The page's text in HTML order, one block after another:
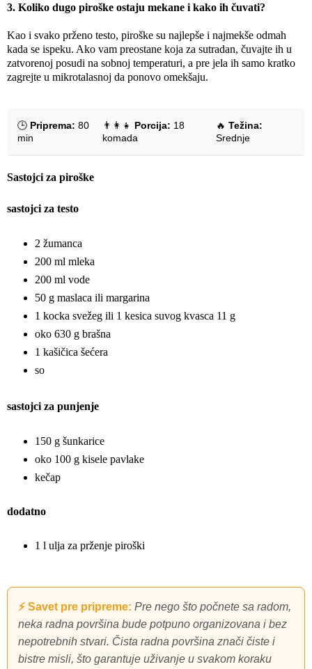
3. Koliko dugo piroške ostaju mekane i kako ih čuvati?
Kao i svako prženo testo, piroške su najlepše i najmekše odmah
kada se ispeku. Ako vam preostane koja za sutradan, čuvajte ih u
zatvorenoj posudi na sobnoj temperaturi, a pre jela ih samo kratko
zagrejte u mikrotalasnoj da ponovo omekšaju.
🕒 Priprema: 80
min
👨‍👩‍👧 Porcija: 18
komada
🔥Težina:
Srednje
Sastojci za piroške
sastojci za testo
2 žumanca
200 ml mleka
200 ml vode
50 g maslaca ili margarina
1 kocka svežeg ili 1 kesica suvog kvasca 11 g
oko 630 g brašna
1 kašičica šećera
so
sastojci za punjenje
150 g šunkarice
oko 100 g kisele pavlake
kečap
dodatno
1 l ulja za prženje piroški
⚡ Savet pre pripreme: Pre nego što počnete sa radom,
neka radna površina bude potpuno organizovana i bez
nepotrebnih stvari. Čista radna površina znači čiste i
bistre misli, što garantuje uživanje u svakom koraku